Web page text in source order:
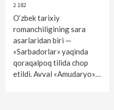
2 182
O‘zbek tarixiy
romanchiligining sara
asarlaridan biri —
«Sarbadorlar» yaqinda
qoraqalpoq tilida chop
etildi. Avval «Amudaryo»…